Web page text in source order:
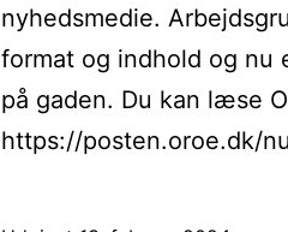
nyhedsmedie.
format og indhold og nu
på gaden. Du kan læse
https://posten.oroe.dk/